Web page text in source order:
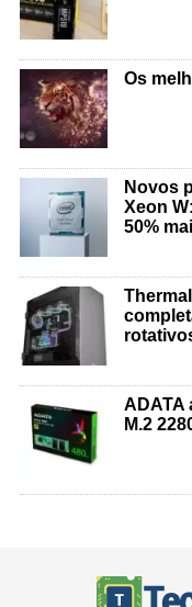
Os
Novos
Xeon
50%
ADATA
M.2